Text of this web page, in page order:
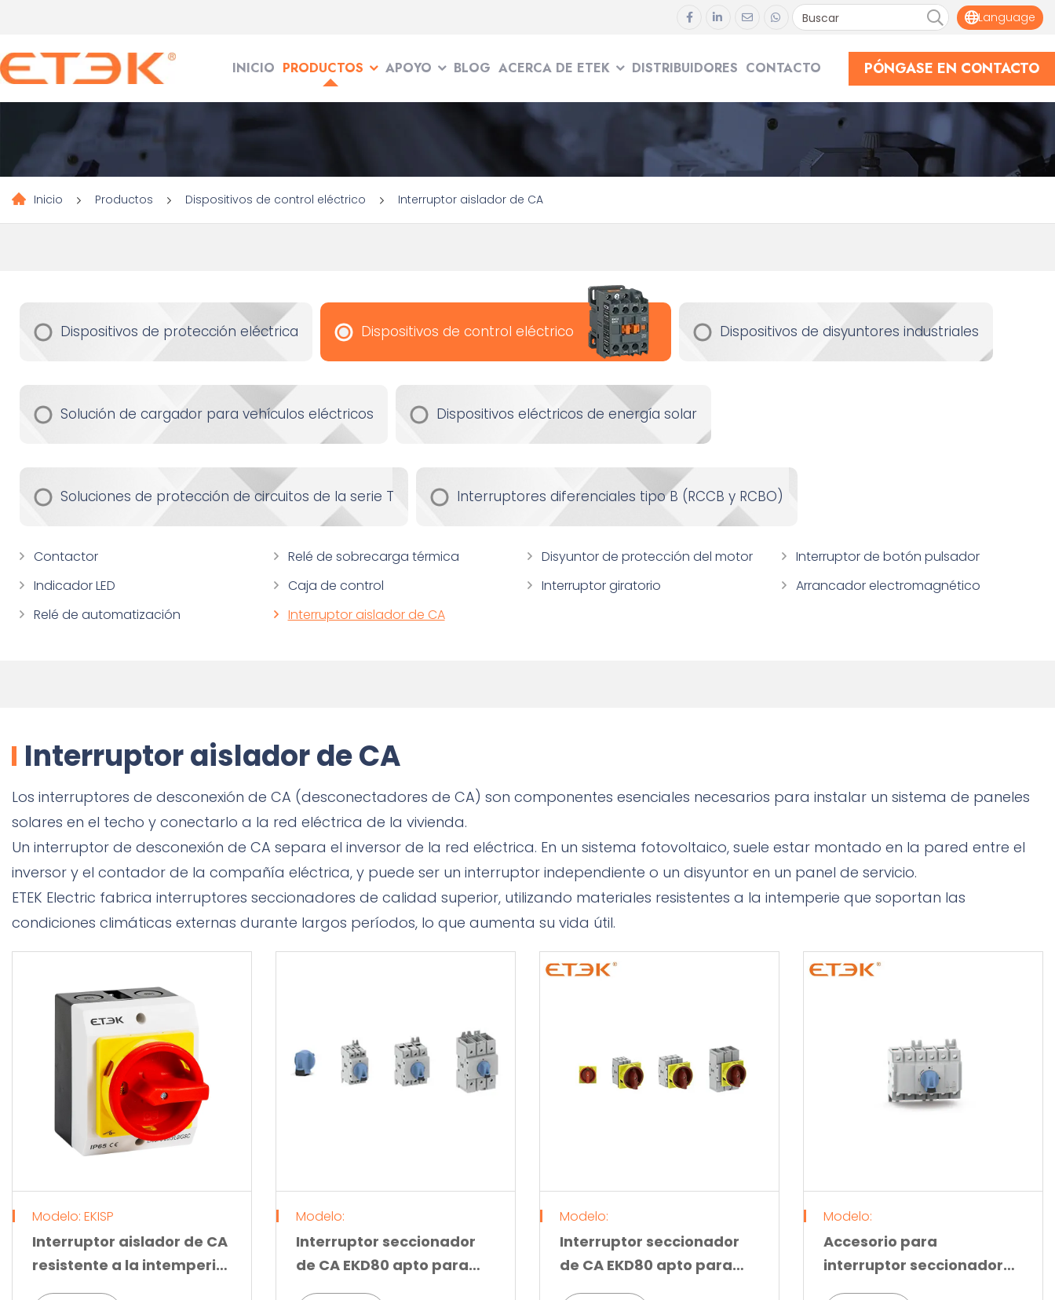
Language
INICIO PRODUCTOS APOYO BLOG ACERCA DE ETEK DISTRIBUIDORES CONTACTO PÓNGASE EN CONTACTO
Inicio Productos Dispositivos de control eléctrico Interruptor aislador de CA
Dispositivos de protección eléctrica Dispositivos de control eléctrico Dispositivos de disyuntores industriales
Solución de cargador para vehículos eléctricos Dispositivos eléctricos de energía solar
Soluciones de protección de circuitos de la serie T Interruptores diferenciales tipo B (RCCB y RCBO)
Contactor Relé de sobrecarga térmica Disyuntor de protección del motor
Interruptor de botón pulsador
Indicador LED
Caja de control Interruptor giratorio
Arrancador electromagnético
Relé de automatización
Interruptor aislador de CA
Interruptor aislador de CA
Los interruptores de desconexión de CA (desconectadores de CA) son componentes esenciales necesarios para instalar un sistema de paneles
solares en el techo y conectarlo a la red eléctrica de la vivienda.
Un interruptor de desconexión de CA separa el inversor de la red eléctrica. En un sistema fotovoltaico, suele estar montado en la pared entre el
inversor y el contador de la compañía eléctrica, y puede ser un interruptor independiente o un disyuntor en un panel de servicio.
ETEK Electric fabrica interruptores seccionadores de calidad superior, utilizando materiales resistentes a la intemperie que soportan las
condiciones climáticas externas durante largos períodos, lo que aumenta su vida útil.
Modelo: EKISP
Interruptor aislador de CA
resistente a la intemperie
IP65
Modelo:
Interruptor seccionador
de CA EKD80 apto para
instalación en riel
Modelo:
Interruptor seccionador
de CA EKD80 apto para
montaje en panel.
Modelo:
Accesorio para
interruptor seccionador
de la serie EKD80